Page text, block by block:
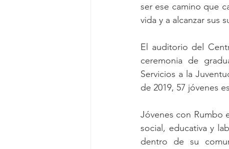
ser ese camino que
vida y a alcanzar sus
El auditorio del
ceremonia de
Servicios a la
de 2019, 57 jóvenes
Jóvenes con Rumbo
social, educativa y
dentro de su